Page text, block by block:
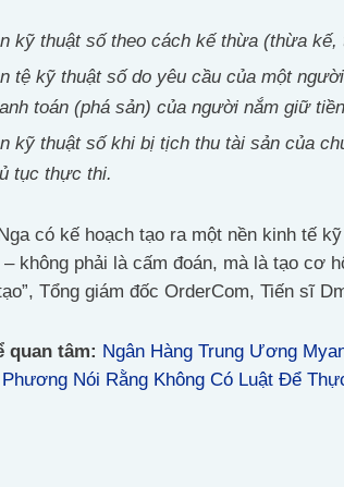
kỹ thuật số theo cách kế thừa (thừa kế,
tệ kỹ thuật số do yêu cầu của một
toán (phá sản) của người nắm giữ
kỹ thuật số khi bị tịch thu tài sản của
tục thực thi.
có kế hoạch tạo ra một nền kinh tế
– không phải là cấm đoán, mà là tạo cơ
Tổng giám đốc OrderCom, Tiến sĩ
quan tâm: Ngân Hàng Trung Ương
Nói Rằng Không Có Luật Để